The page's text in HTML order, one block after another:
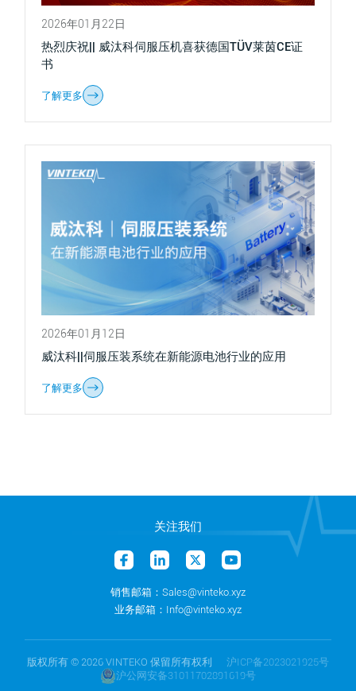
2026年01月22日
热烈庆祝|| 威汰科伺服压机喜获德国TÜV莱茵CE证
书
了解更多
2026年01月12日
威汰科||伺服压装系统在新能源电池行业的应用
了解更多
关注我们
销售邮箱：Sales@vinteko.xyz
业务邮箱：Info@vinteko.xyz
版权所有 ©2026 VINTEKO 保留所有权利 沪ICP备2023021925号
沪公网安备31011702891619号